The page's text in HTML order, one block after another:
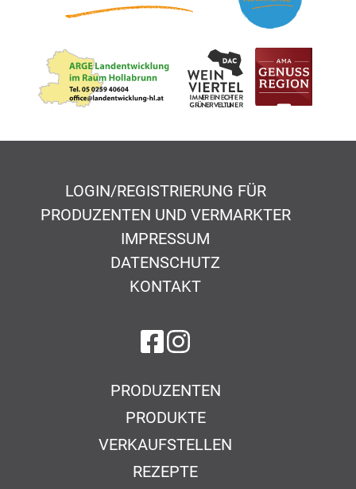
LOGIN/REGISTRIERUNG FÜR
PRODUZENTEN UND VERMARKTER
IMPRESSUM
DATENSCHUTZ
KONTAKT
auf Facebook
auf Instagram
PRODUZENTEN
PRODUKTE
VERKAUFSTELLEN
REZEPTE